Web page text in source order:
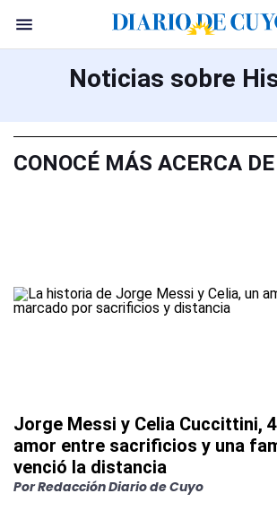
Noticias sobre
CONOCÉ MÁS ACERCA
Jorge Messi y Celia Cuccittini,
amor entre sacrificios y una
venció la distancia
Por Redacción Diario de Cuyo